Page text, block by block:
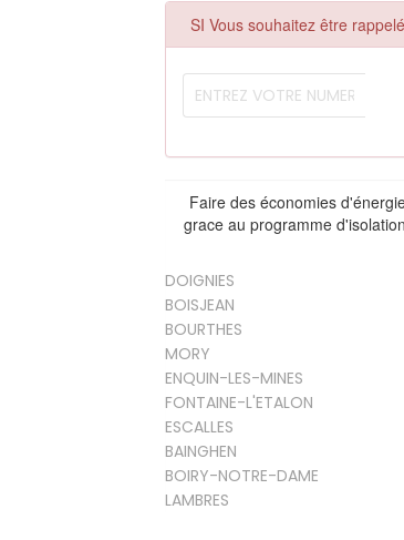
SI Vous souhaitez être rappelé
Faire des économies
grace au programme
DOIGNIES
BOISJEAN
BOURTHES
MORY
ENQUIN-LES-MINES
FONTAINE-L'ETALON
ESCALLES
BAINGHEN
BOIRY-NOTRE-DAME
LAMBRES